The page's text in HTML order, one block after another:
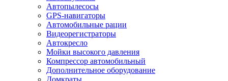
Автопылесосы
GPS-навигаторы
Автомобильные рации
Видеорегистраторы
Автокресло
Мойки высокого давления
Компрессор автомобильный
Дополнительное оборудование
Домкраты